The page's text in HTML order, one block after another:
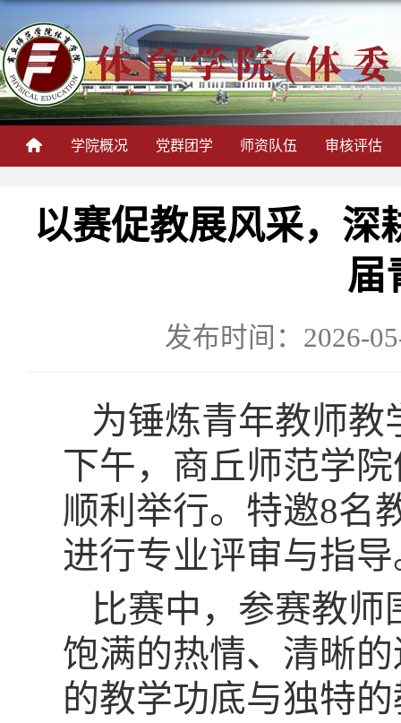
学院概况 党群团学 师资队伍 审核评估
以赛促教展风采，
届
发布时间：2026-
为锤炼青年教师教
下午，商丘师范学
顺利举行。特邀8名
进行专业评审与指
比赛中，参赛教
饱满的热情、清晰
的教学功底与独特